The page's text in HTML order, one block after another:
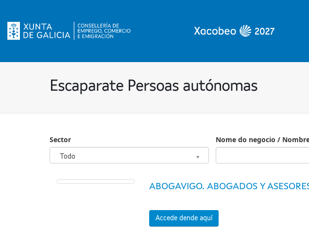
Escaparate Persoas autónomas
Sector
Todo
Sector
Nome do negocio /
ABOGAVIGO. ABOGADOS Y
Accede dende aquí